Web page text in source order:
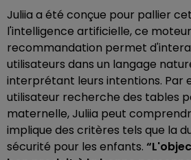
Juliia a été conçue pour pallier
l'intelligence artificielle, ce
recommandation permet
utilisateurs dans un langage
interprétant leurs intentions. Par
utilisateur recherche des tables
maternelle, Juliia peut
implique des critères tels que la
sécurité pour les enfants.